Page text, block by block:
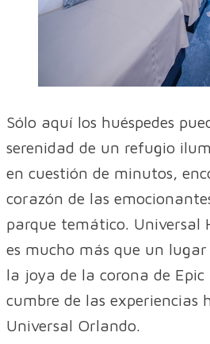
Sólo aquí los huéspedes
serenidad de un refugio
en cuestión de minutos,
corazón de las
parque temático. Universal
es mucho más que un
la joya de la corona de Epic
cumbre de las experiencias
Universal Orlando.